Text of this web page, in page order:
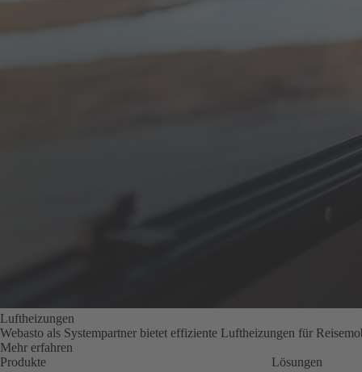
Luftheizungen
Webasto als Systempartner bietet effiziente Luftheizungen für
Mehr erfahren
Produkte
Lösungen